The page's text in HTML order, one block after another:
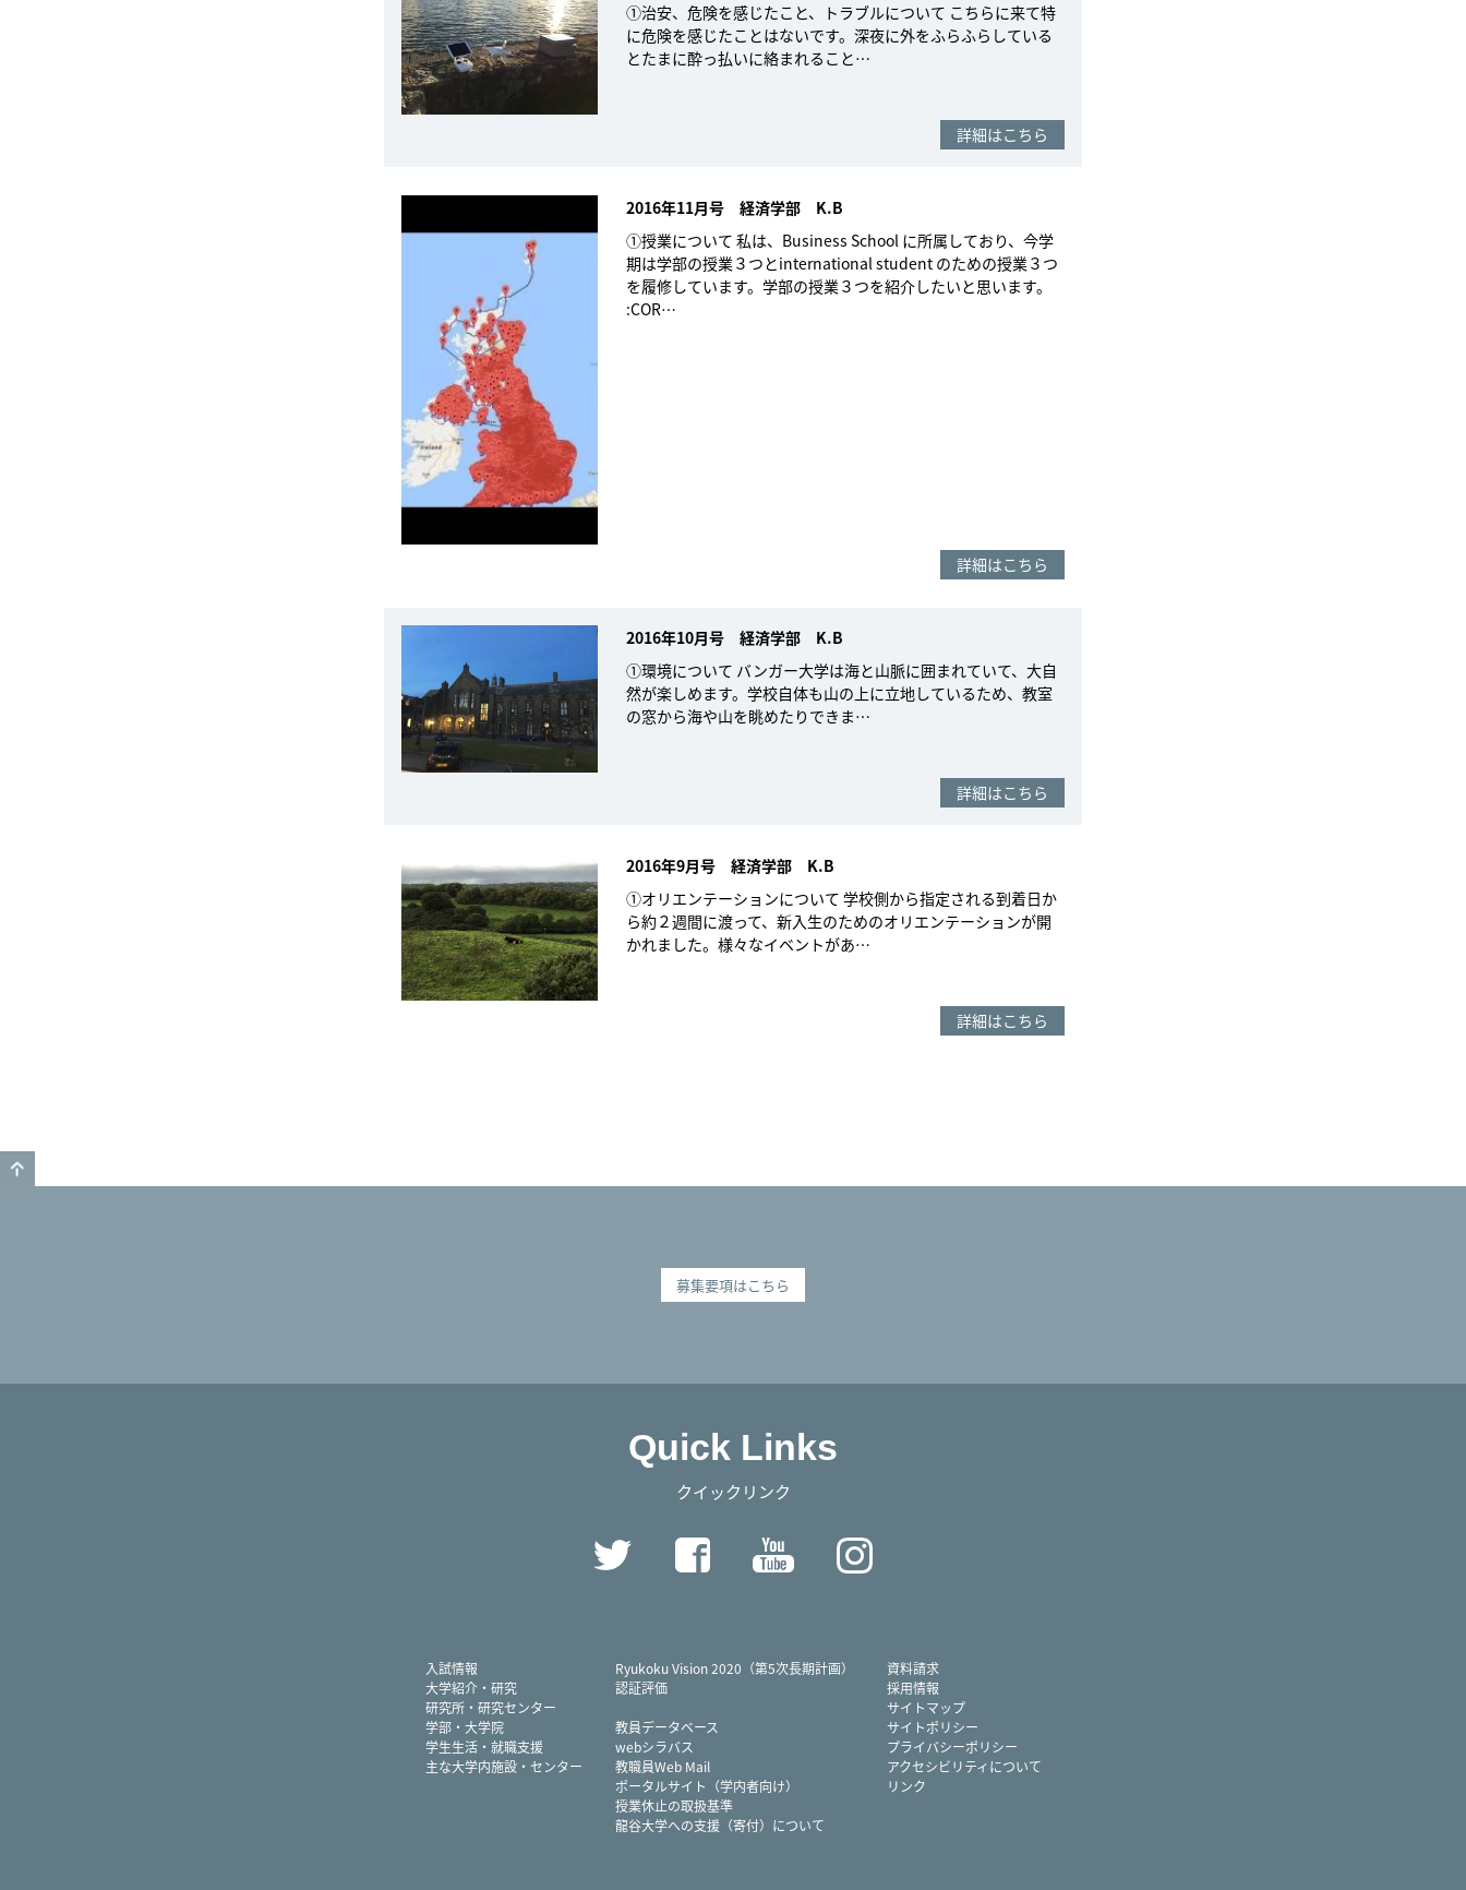
①治安、危険を感じたこと、トラブルについて こちらに来て特
に危険を感じたことはないです。深夜に外をふらふらしている
とたまに酔っ払いに絡まれること…
詳細はこちら
2016年11月号 経済学部 K.B
①授業について 私は、Business School に所属しており、今学
期は学部の授業３つとinternational student のための授業３つ
を履修しています。学部の授業３つを紹介したいと思います。
:COR…
詳細はこちら
2016年10月号 経済学部 K.B
①環境について バンガー大学は海と山脈に囲まれていて、大自
然が楽しめます。学校自体も山の上に立地しているため、教室
の窓から海や山を眺めたりできま…
詳細はこちら
2016年9月号 経済学部 K.B
①オリエンテーションについて 学校側から指定される到着日か
ら約２週間に渡って、新入生のためのオリエンテーションが開
かれました。様々なイベントがあ…
詳細はこちら
募集要項はこちら
Quick Links
クイックリンク
Twitter FacebookYouTube
入試情報
大学紹介・研究
研究所・研究センター
学部・大学院
学生生活・就職支援
主な大学内施設・センター
Ryukoku Vision 2020（第5次長期計画）
認証評価
教員データベース
webシラバス
教職員Web Mail
ポータルサイト（学内者向け）
授業休止の取扱基準
龍谷大学への支援（寄付）について
資料請求
採用情報
サイトマップ
サイトポリシー
プライバシーポリシー
アクセシビリティについて
リンク